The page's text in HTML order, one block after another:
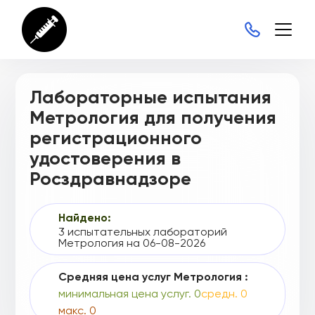
Лабораторные испытания
Метрология для получения
регистрационного
удостоверения в
Росздравнадзоре
Найдено:
3 испытательных лабораторий
Метрология на 06-08-2026
Средняя цена услуг Метрология :
минимальная цена услуг. 0средн. 0
макс. 0
Г004-00110-00/04384746
Г004-00110-00/04385221
Г004-00110-00/04390775
Г004-00110-00/04411877
Г004-00110-00/04417687
Г004-00110-00/04490340
Г004-00110-00/04548461
Г004-00110-00/04598288
Г004-00110-00/04610878
Г004-00110-00/04700830
Г004-00110-00/04734473